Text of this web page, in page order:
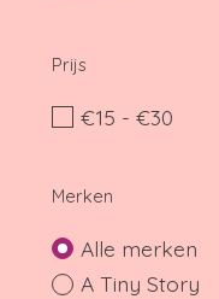
Prijs
€15 - €30
Merken
Alle merken
A Tiny Story